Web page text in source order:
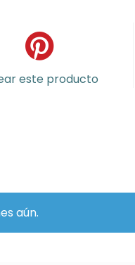
este producto
aún.